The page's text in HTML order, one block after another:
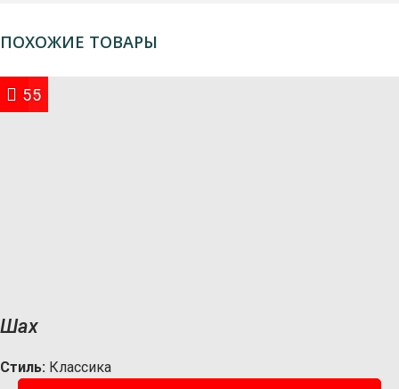
ПОХОЖИЕ ТОВАРЫ
Шах
Стиль: Классика
59
55